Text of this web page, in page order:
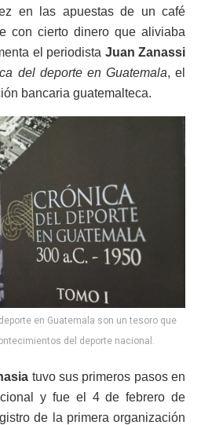
en las apuestas de un café
con cierto dinero que aliviaba
el periodista Juan Zanassi
del deporte en Guatemala, el
bancaria guatemalteca.
en Guatemala son un tesoro que
del deporte nacional.
tuvo sus primeros pasos en
y fue el 4 de febrero de
de la primera organización